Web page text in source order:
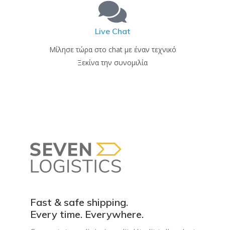
Live Chat
Μίλησε τώρα στο chat με έναν τεχνικό
Ξεκίνα την συνομιλία
Fast & safe shipping.
Every time. Everywhere.